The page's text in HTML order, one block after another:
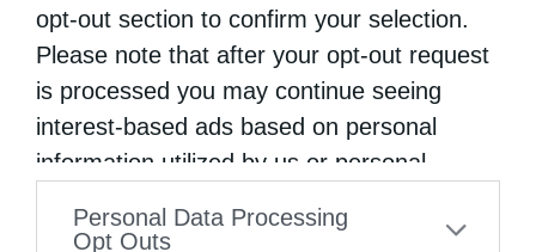
opt-out section to confirm your selection.
Please note that after your opt-out request
is processed you may continue seeing
interest-based ads based on personal
information utilized by us or personal
to your opt-out. You may separately opt-out
Personal Data Processing
Opt Outs
Κορίνθου Παύλος: Να γίνουμε μέτοχοι του φωτός